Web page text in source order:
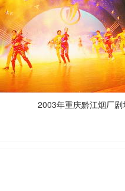
2003年重庆黔江烟厂剧